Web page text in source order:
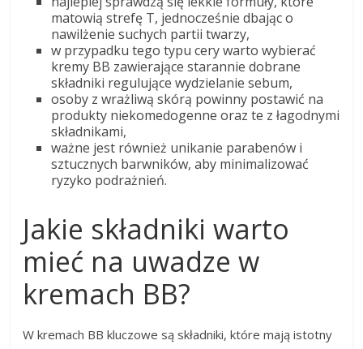
matowią strefę T, jednocześnie dbając o
nawilżenie suchych partii twarzy,
w przypadku tego typu cery warto wybierać
kremy BB zawierające starannie dobrane
składniki regulujące wydzielanie sebum,
osoby z wrażliwą skórą powinny postawić na
produkty niekomedogenne oraz te z łagodnymi
składnikami,
ważne jest również unikanie parabenów i
sztucznych barwników, aby minimalizować
ryzyko podrażnień.
Jakie składniki warto
mieć na uwadze w
kremach BB?
W kremach BB kluczowe są składniki, które mają istotny